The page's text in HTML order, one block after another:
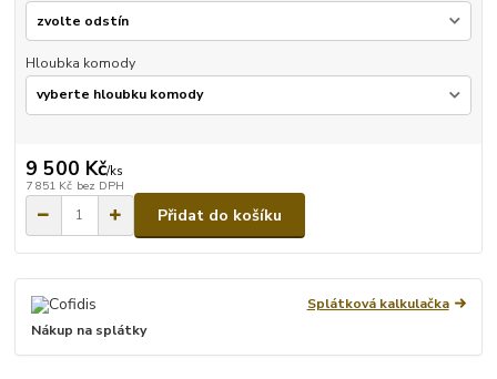
Hloubka komody
9 500 Kč/ks
7 851 Kč bez DPH
Přidat do košíku
Splátková kalkulačka
Nákup na splátky